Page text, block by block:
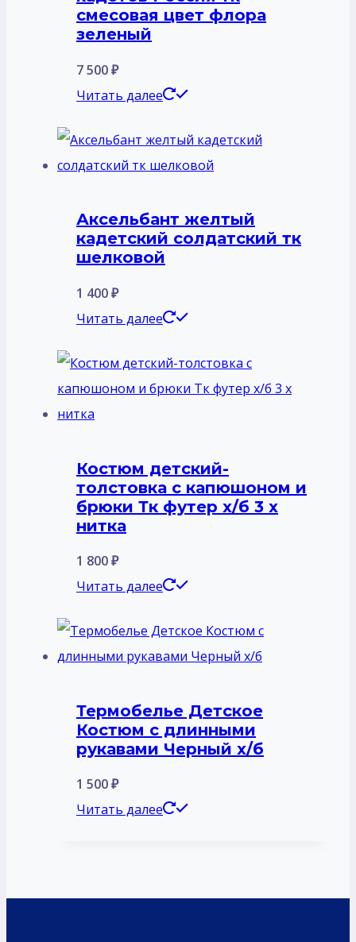
смесовая цвет флора
зеленый
7 500₽
Читать далее
Аксельбант желтый
кадетский солдатский тк
шелковой
1 400₽
Читать далее
Костюм детский-
толстовка с капюшоном и
брюки Тк футер х/б 3 х
нитка
1 800₽
Читать далее
Термобелье Детское
Костюм с длинными
рукавами Черный х/б
1 500₽
Читать далее